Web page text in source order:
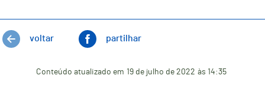
voltar partilhar
Conteúdo atualizado em 19 de julho de 2022 às 14:35